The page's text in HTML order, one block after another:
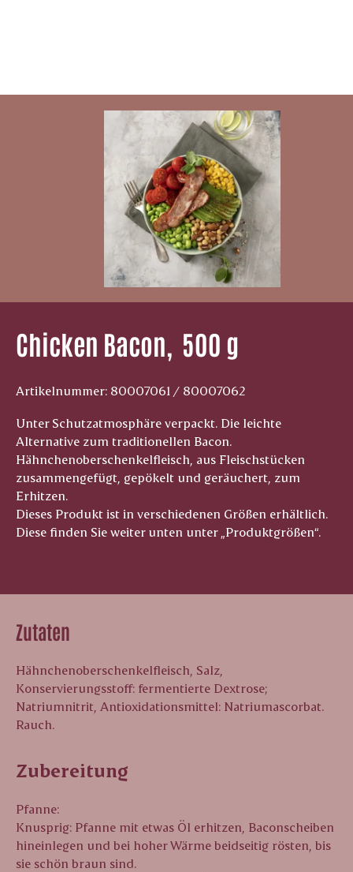
Chicken Bacon, ­ 500 g
Artikelnummer: 80007061 / 80007062
Unter Schutzatmosphäre verpackt. Die leichte
Alternative zum traditionellen Bacon.
Hähnchenoberschenkelfleisch, aus Fleischstücken
zusammengefügt, gepökelt und geräuchert, zum
Erhitzen.
Dieses Produkt ist in verschiedenen Größen erhältlich.
Diese finden Sie weiter unten unter „Produktgrößen“.
Zutaten
Hähnchenoberschenkelfleisch, Salz,
Konservierungsstoff: fermentierte Dextrose;
Natriumnitrit, Antioxidationsmittel: Natriumascorbat.
Rauch.
Zubereitung
Pfanne:
Knusprig: Pfanne mit etwas Öl erhitzen, Baconscheiben
hineinlegen und bei hoher Wärme beidseitig rösten, bis
sie schön braun sind.